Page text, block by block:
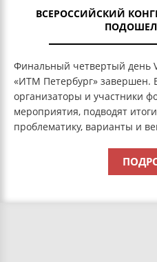
ВСЕРОССИЙСКИЙ
Финальный четвертый день
«ИТМ Петербург» завершен.
организаторы и участники
мероприятия, подводят
проблематику, варианты и